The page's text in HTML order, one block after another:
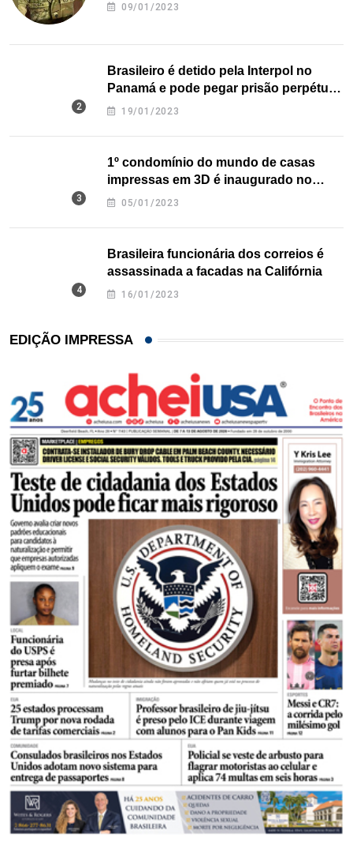
09/01/2023
Brasileiro é detido pela Interpol no
Panamá e pode pegar prisão perpétua
nos EUA
19/01/2023
1º condomínio do mundo de casas
impressas em 3D é inaugurado no
Texas
05/01/2023
Brasileira funcionária dos correios é
assassinada a facadas na Califórnia
16/01/2023
EDIÇÃO IMPRESSA